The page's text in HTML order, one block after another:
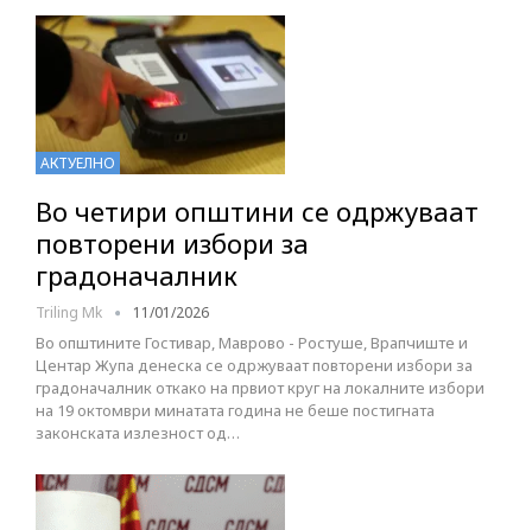
АКТУЕЛНО
Во четири општини се одржуваат
повторени избори за
градоначалник
Triling Mk 11/01/2026
Во општините Гостивар, Маврово - Ростуше, Врапчиште и
Центар Жупа денеска се одржуваат повторени избори за
градоначалник откако на првиот круг на локалните избори
на 19 октомври минатата година не беше постигната
законската излезност од…